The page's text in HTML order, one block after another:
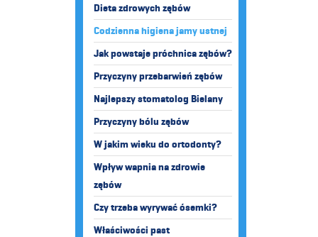
Dieta zdrowych zębów
Codzienna higiena jamy ustnej
Jak powstaje próchnica zębów?
Przyczyny przebarwień zębów
Najlepszy stomatolog Bielany
Przyczyny bólu zębów
W jakim wieku do ortodonty?
Wpływ wapnia na zdrowie
zębów
Czy trzeba wyrywać ósemki?
Właściwości past